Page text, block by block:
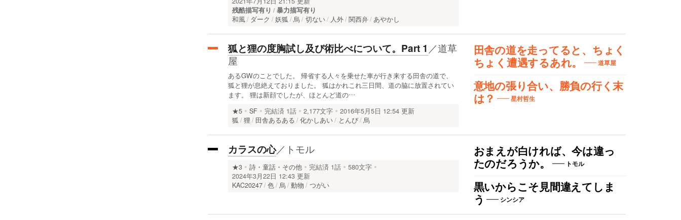
残酷描写有り
暴力描写有り
和風
ダーク 妖狐 烏 切ない 人外 関西弁 あやかし
田舎の道を走ってると、ちょく
ちょく遭遇するあれ。
道草屋
意地の張り合い、勝負の行く末
は？
星村哲生
狐と狸の度胸試し及び術比べについて。Part 1 ／道草
屋
あるGWのことでした。 帰省する人々を乗せた車が行き来する田舎の道で、
狐と狸が息絶えておりました。 狐はかれこれ三日間、道の脇に放置されてい
ます。 狸は新顔でしたが、ほとんど道の…
★5 SF 完結済 1話 2,177文字
2016年5月5日 12:54 更新
狐
狸 田舎あるある 化かしあい とんび 烏
おまえが白ければ、今は違っ
たのだろうか。
トモル
黒いからこそ見間違えてしま
う
シンシア
カラスの心／ トモル
★3 詩・童話・その他 完結済 1話
580文字
2024年3月22日 12:43 更新
KAC20247 色 烏 動物 つがい